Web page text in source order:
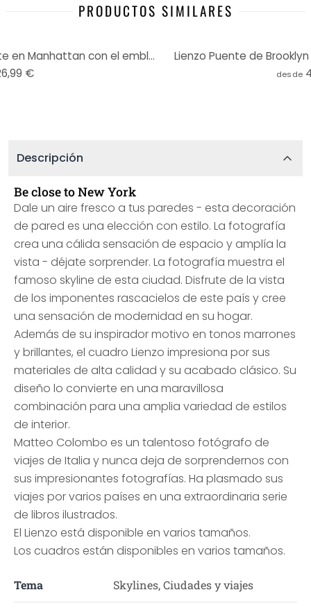
PRODUCTOS SIMILARES
Cuadro lienzo Bolton - Elegante en Manhattan con el emblemático puente de Brooklyn
€
Lienzo Puente de
desde
Descripción
Be close to New York
Dale un aire fresco a tus paredes - esta decoración
de pared es una elección con estilo. La fotografía
crea una cálida sensación de espacio y amplía la
vista - déjate sorprender. La fotografía muestra el
famoso skyline de esta ciudad. Disfrute de la vista
de los imponentes rascacielos de este país y cree
una sensación de modernidad en su hogar.
Además de su inspirador motivo en tonos marrones
y brillantes, el cuadro Lienzo impresiona por sus
materiales de alta calidad y su acabado clásico. Su
diseño lo convierte en una maravillosa
combinación para una amplia variedad de estilos
de interior.
Matteo Colombo es un talentoso fotógrafo de
viajes de Italia y nunca deja de sorprendernos con
sus impresionantes fotografías. Ha plasmado sus
viajes por varios países en una extraordinaria serie
de libros ilustrados.
El Lienzo está disponible en varios tamaños.
Los cuadros están disponibles en varios tamaños.
Tema Skylines, Ciudades y viajes